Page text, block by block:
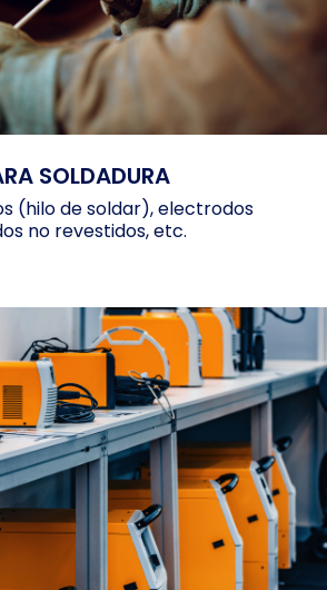
SOLDADURA
(hilo de soldar), electrodos
no revestidos, etc.